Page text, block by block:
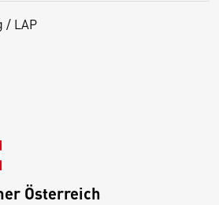
/ LAP
Österreich